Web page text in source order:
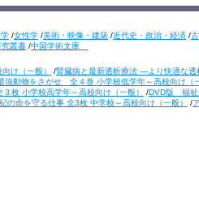
/女性学 /美術・映像・建築 /近代史・政治・経済 /
究叢書 /中国学術文庫
け（一般）
/腎臓病と最新透析療法 ―より快適な
強動物をさがせ 全４巻 小学校低学年～高校向け（
小学校高学年～高校向け（一般） /DVD版 福祉
の命を守る仕事 全3枚 中学校～高校向け（一般） /